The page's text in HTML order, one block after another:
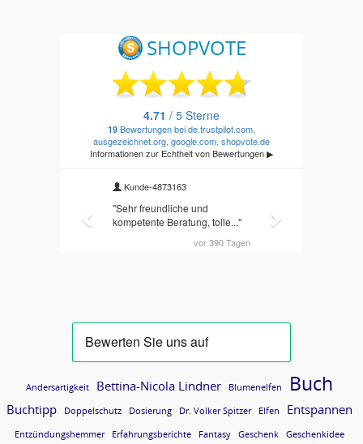
Andersartigkeit Bettina-Nicola Lindner Blumenelfen Buch
Buchtipp Doppelschutz Dosierung Dr. Volker Spitzer Elfen Entspannen
Entzündungshemmer Erfahrungsberichte Fantasy Geschenk Geschenkidee